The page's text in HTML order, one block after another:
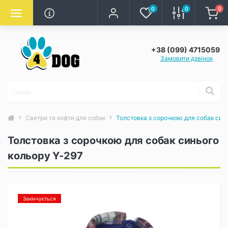
0 0 0
+38 (099) 4715059
Замовити дзвінок
Светри та кофти для собак Толстовка з сорочкою для собак
Толстовка з сорочкою для собак синього
кольору Y-297
Закінчується